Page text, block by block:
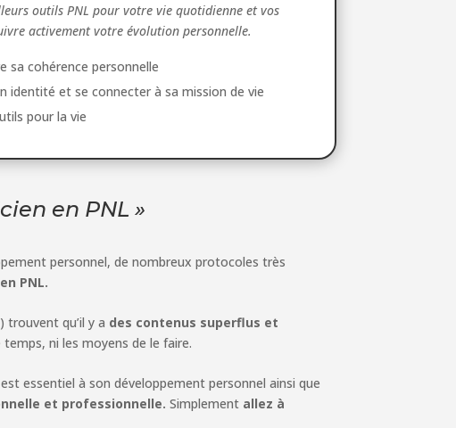
outils PNL pour votre vie quotidienne et vos
activement votre évolution personnelle.
sa cohérence personnelle
identité et se connecter à sa mission de vie
pour la vie
en PNL »
personnel, de nombreux protocoles très
PNL.
trouvent qu’il y a des contenus superflus et
temps, ni les moyens de le faire.
essentiel à son développement personnel ainsi que
et professionnelle. Simplement allez à